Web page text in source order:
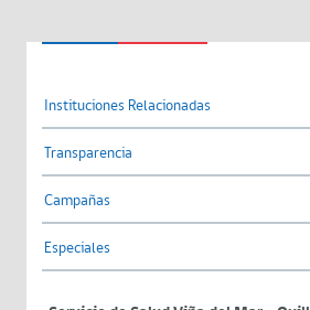
Instituciones Relacionadas
Transparencia
Campañas
Especiales